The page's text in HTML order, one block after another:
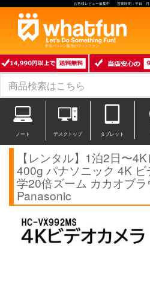
お客様レビュー募集中 営業時間：平日 月
中古パソコン販売のワットファン
ノート デスクトップ タブレット
【レンタル】1泊2日〜
400g パナソニック 4K
学20倍ズーム カカオブ
Panasonic